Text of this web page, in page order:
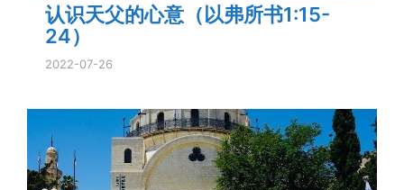
认识天父的心意（以弗所书1:15-
24）
2022-07-26